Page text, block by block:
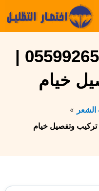
مقاول خيام 0559926559 |
خيام
الشعر